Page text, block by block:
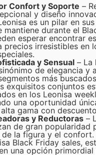
Confort y Soporte –
y diseño
es un pilar en
mantiene durante el
esperar encontrar
precios irresistibles en
y Sensual – La
de elegancia y
más
exquisitos conjuntos
en los Leonisa
una oportunidad
gama con
y Reductoras –
de gran popularidad
de la figura y el
Black Friday sales,
una opción primordial